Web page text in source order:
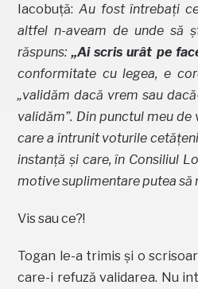
Iacobuță:Au fost întrebați
altfel n-aveam de unde să
răspuns:„Ai scris urât pe
conformitate cu legea, e
„validăm dacă vrem sau
validăm”. Din punctul meu de
care a întrunit voturile
instanță și care, în Consiliul
motive suplimentare putea să
Vis sau ce?!
Togan le-a trimis și o
care-i refuză validarea. Nu